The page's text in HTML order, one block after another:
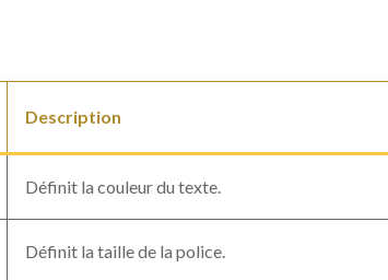
Description
Définit la couleur du texte.
Définit la taille de la police.